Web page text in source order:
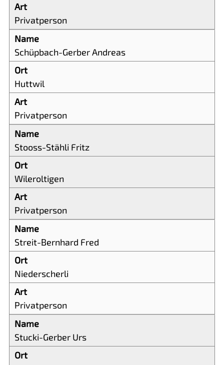
Privatperson
Schüpbach-Gerber Andreas
Huttwil
Privatperson
Stooss-Stähli Fritz
Wileroltigen
Privatperson
Streit-Bernhard Fred
Niederscherli
Privatperson
Stucki-Gerber Urs